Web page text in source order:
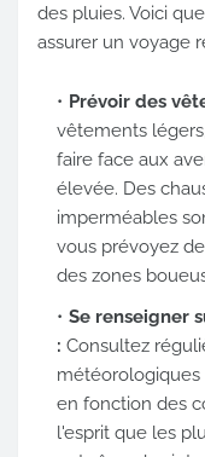
des pluies. Voici
assurer un voyage
Prévoir des
vêtements
faire face aux
élevée. Des
imperméables
vous prévoyez
des zones
Se renseigner
: Consultez
météorologiques
en fonction des
l'esprit que les